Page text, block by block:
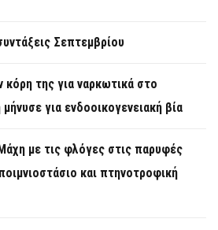
Σεπτεμβρίου
κόρη της για ναρκωτικά στο
για ενδοοικογενειακή βία
με τις φλόγες στις παρυφές
και πτηνοτροφική